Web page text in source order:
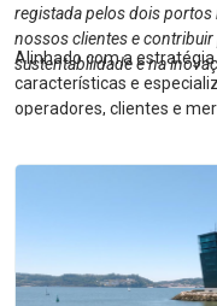
registada pelos dois portos
nossos clientes e
sustentabilidade e na
Alinhado com a
características e
operadores, clientes e